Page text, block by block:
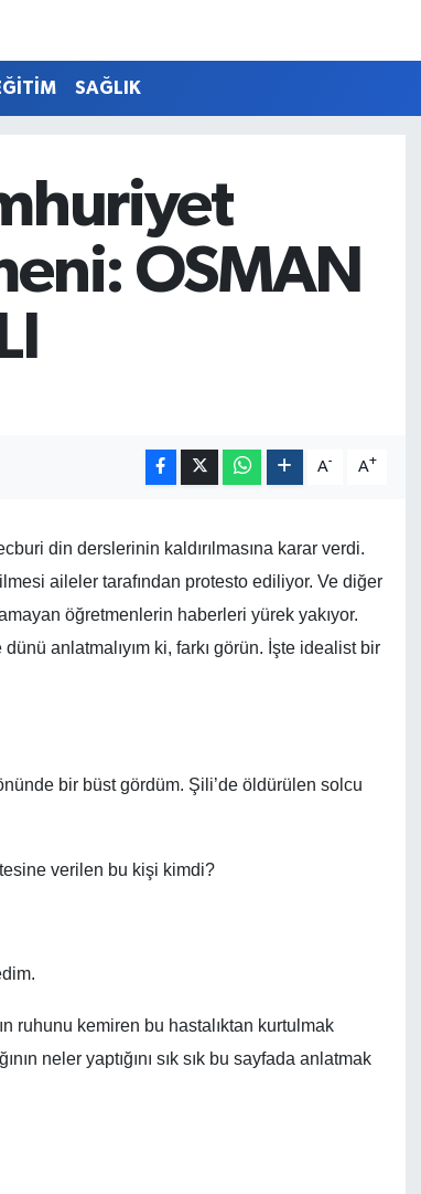
SAĞLIK
OSMAN
A- A+
din derslerinin kaldırılmasına karar verdi.
aileler tarafından protesto ediliyor. Ve diğer
öğretmenlerin haberleri yürek yakıyor.
anlatmalıyım ki, farkı görün. İşte idealist bir
bir büst gördüm. Şili’de öldürülen solcu
verilen bu kişi kimdi?
ruhunu kemiren bu hastalıktan kurtulmak
neler yaptığını sık sık bu sayfada anlatmak